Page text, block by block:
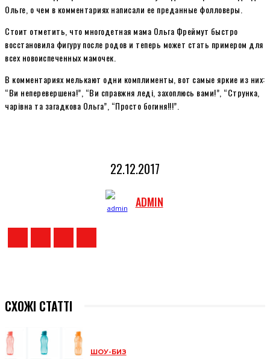
Ольге, о чем в комментариях написали ее преданные фолловеры.
Стоит отметить, что многодетная мама Ольга Фреймут быстро
восстановила фигуру после родов и теперь может стать примером для
всех новоиспеченных мамочек.
В комментариях мелькают одни комплименты, вот самые яркие из них:
“Ви неперевершена!”, “Ви справжня леді, захоплюсь вами!”, “Струнка,
чарівна та загадкова Ольга”, “Просто богиня!!!”.
22.12.2017
ADMIN
СХОЖІ СТАТТІ
ШОУ-БИЗ